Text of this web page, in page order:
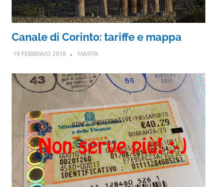
Canale di Corinto: tariffe e mappa
19 FEBBRAIO 2018 MARTA